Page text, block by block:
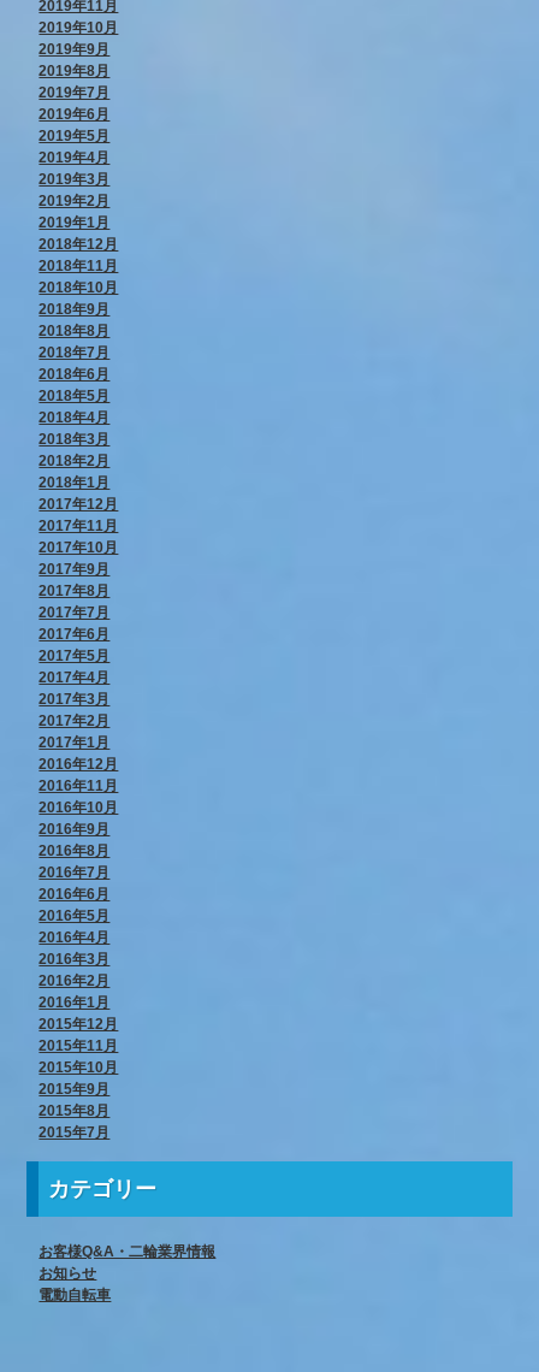
2019年11月
2019年10月
2019年9月
2019年8月
2019年7月
2019年6月
2019年5月
2019年4月
2019年3月
2019年2月
2019年1月
2018年12月
2018年11月
2018年10月
2018年9月
2018年8月
2018年7月
2018年6月
2018年5月
2018年4月
2018年3月
2018年2月
2018年1月
2017年12月
2017年11月
2017年10月
2017年9月
2017年8月
2017年7月
2017年6月
2017年5月
2017年4月
2017年3月
2017年2月
2017年1月
2016年12月
2016年11月
2016年10月
2016年9月
2016年8月
2016年7月
2016年6月
2016年5月
2016年4月
2016年3月
2016年2月
2016年1月
2015年12月
2015年11月
2015年10月
2015年9月
2015年8月
2015年7月
カテゴリー
お客様Q&A・二輪業界情報
お知らせ
電動自転車